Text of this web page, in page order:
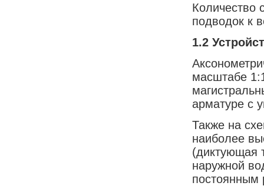
Количество
подводок к
1.2
масштабе
арматуре с
Также на
наиболее
(диктующая
наружной
постоянным